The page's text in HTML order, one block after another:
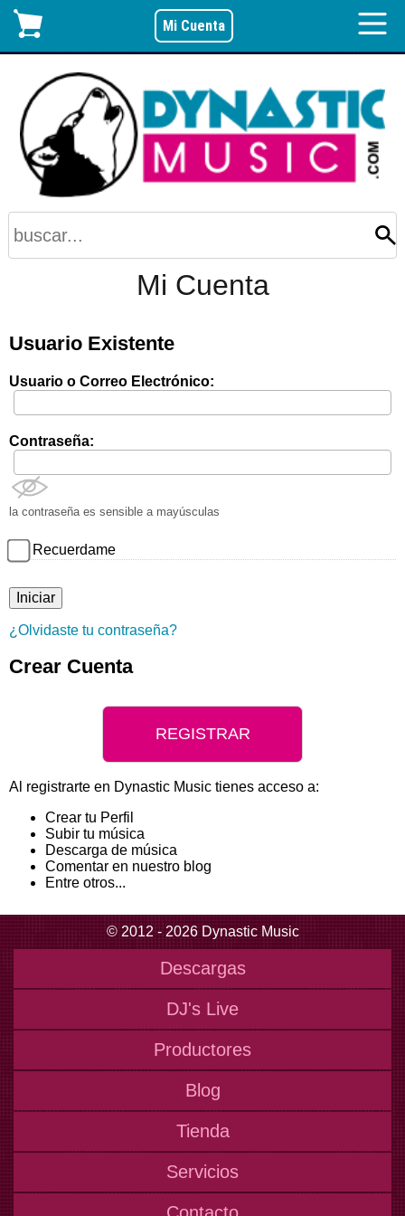
Mi Cuenta
Mi Cuenta
Usuario Existente
Usuario o Correo Electrónico:
Contraseña:
la contraseña es sensible a mayúsculas
Recuerdame
¿Olvidaste tu contraseña?
Crear Cuenta
REGISTRAR
Al registrarte en Dynastic Music tienes acceso a:
Crear tu Perfil
Subir tu música
Descarga de música
Comentar en nuestro blog
Entre otros...
© 2012 - 2026 Dynastic Music
Descargas
DJ's Live
Productores
Blog
Tienda
Servicios